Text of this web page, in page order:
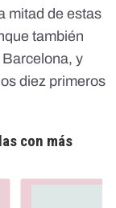
mitad de estas
también
y
diez primeros